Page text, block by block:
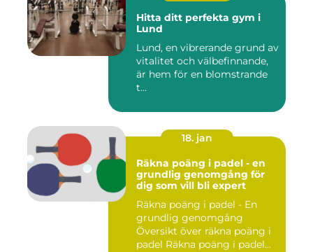
Hitta ditt perfekta gym i
Lund
Lund, en vibrerande grund av
vitalitet och välbefinnande,
är hem för en blomstrande
t...
18. jan
Räkna poäng i padel - en
grundlig genomgång för
dig som vill bli expert
Räkna poäng i padel - En
grundlig genomgång
Översikt över räkna poäng i
padel Räkna poäng i padel...